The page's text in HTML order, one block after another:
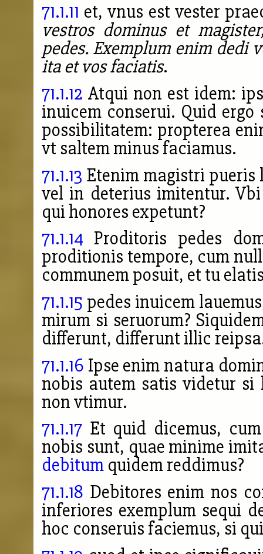
71.1.11 et, vnus est vester
vestros dominus et
pedes. Exemplum enim dedi
ita et vos faciatis.
71.1.12 Atqui non est idem:
inuicem conserui. Quid
possibilitatem: propterea
vt saltem minus faciamus.
71.1.13 Etenim magistri
vel in deterius imitentur.
qui honores expetunt?
71.1.14 Proditoris pedes
proditionis tempore, cum
communem posuit, et tu
71.1.15 pedes inuicem
mirum si seruorum?
differunt, differunt illic
71.1.16 Ipse enim natura
nobis autem satis videtur
non vtimur.
71.1.17Et quid dicemus,
nobis sunt, quae minime
debitumquidem reddimus?
71.1.18 Debitores enim nos
inferiores exemplum sequi
hoc conseruis faciemus, si